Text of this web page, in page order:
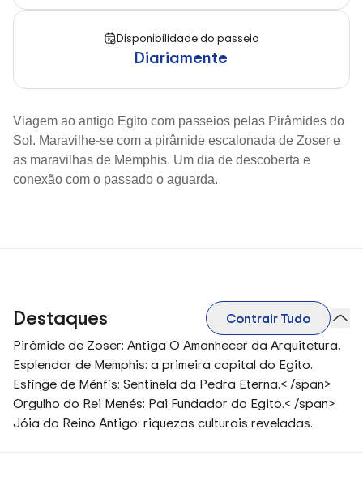
Disponibilidade do passeio
Diariamente
Viagem ao antigo Egito com passeios pelas Pirâmides do
Sol. Maravilhe-se com a pirâmide escalonada de Zoser e
as maravilhas de Memphis. Um dia de descoberta e
conexão com o passado o aguarda.
Destaques
Contrair Tudo
Pirâmide de Zoser: Antiga O Amanhecer da Arquitetura.
Esplendor de Memphis: a primeira capital do Egito.
Esfinge de Mênfis: Sentinela da Pedra Eterna.< /span>
Orgulho do Rei Menés: Pai Fundador do Egito.< /span>
Jóia do Reino Antigo: riquezas culturais reveladas.